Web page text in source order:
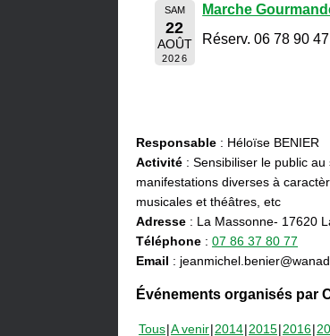
SAM
22
AOÛT
2026
Marche
Réserv. 06 78 90
Responsable : Héloïse BENIER
Activité : Sensibiliser le public
manifestations diverses à
musicales et théâtres, etc
Adresse : La Massonne- 17620
Téléphone : 07 86 37 80 77
Email :
Événements organisés par
Tous A venir 2014 2015 2016